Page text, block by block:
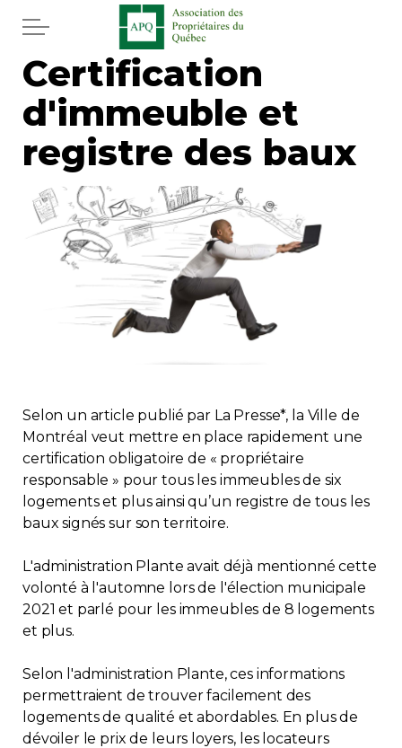
Aller au contenu principal
Accueil
Services
Actualités
Journal
Mot de l'éditeur
Immobilier
Réglementation
Copropriété
Environnement
Rabais APQ
App APQ
Médias
Certification
d'immeuble et
registre des baux
Selon un article publié par La Presse*, la Ville de
Montréal veut mettre en place rapidement une
certification obligatoire de « propriétaire
responsable » pour tous les immeubles de six
logements et plus ainsi qu’un registre de tous les
baux signés sur son territoire.
L'administration Plante avait déjà mentionné cette
volonté à l'automne lors de l'élection municipale
2021 et parlé pour les immeubles de 8 logements
et plus.
Selon l'administration Plante, ces informations
permettraient de trouver facilement des
logements de qualité et abordables. En plus de
dévoiler le prix de leurs loyers, les locateurs